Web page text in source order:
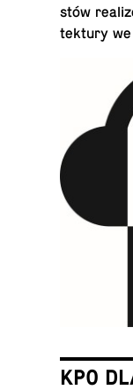
stów
tek­tu­ry we
KPO